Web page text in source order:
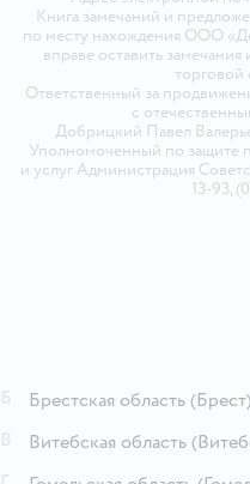
Книга замечаний и
по месту нахождения ООО
вправе оставить
торговой
Ответственный за
с
Добрицкий Павел
Уполномоченный по защите
и услуг Администрация
13-93,
Брестская область (Брест)
Витебская область